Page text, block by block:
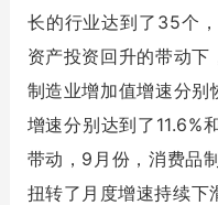
长的行业达到了35个
资产投资回升的带动
制造业增加值增速分别
增速分别达到了11.6%
带动，9月份，消费品
扭转了月度增速持续下